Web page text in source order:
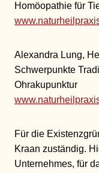
Homöopathie für
Alexandra Lung,
Schwerpunkte
Ohrakupunktur
Für die
Kraan zuständig.
Unternehmes, für